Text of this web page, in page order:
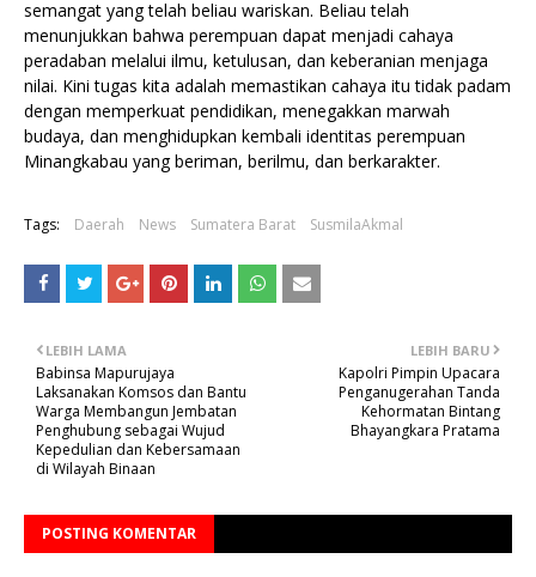
semangat yang telah beliau wariskan. Beliau telah
menunjukkan bahwa perempuan dapat menjadi cahaya
peradaban melalui ilmu, ketulusan, dan keberanian menjaga
nilai. Kini tugas kita adalah memastikan cahaya itu tidak padam
dengan memperkuat pendidikan, menegakkan marwah
budaya, dan menghidupkan kembali identitas perempuan
Minangkabau yang beriman, berilmu, dan berkarakter.
Tags: Daerah News Sumatera Barat SusmilaAkmal
LEBIH BARU
Kapolri Pimpin Upacara
Penganugerahan Tanda
Kehormatan Bintang
Bhayangkara Pratama
LEBIH LAMA
Babinsa Mapurujaya
Laksanakan Komsos dan Bantu
Warga Membangun Jembatan
Penghubung sebagai Wujud
Kepedulian dan Kebersamaan
di Wilayah Binaan
POSTING KOMENTAR